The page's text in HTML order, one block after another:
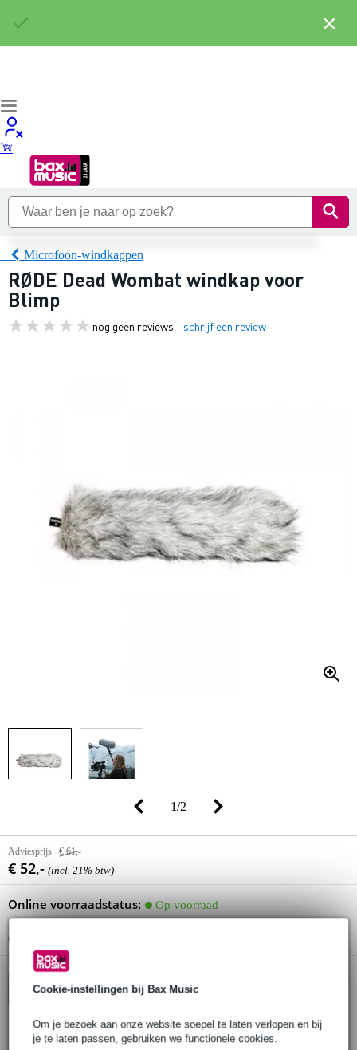
Cookie-instellingen bij Bax Music
Om je bezoek aan onze website soepel te laten verlopen en bij
je te laten passen, gebruiken we functionele cookies.
Microfoon-windkappen
RØDE Dead Wombat windkap voor
Blimp
nog geen reviews schrijf een review
1/2
Adviesprijs € 61,-
€ 52,- (incl. 21% btw)
Online voorraadstatus:
Op voorraad
Nog 1 stuk op voorraad in ons magazijn
(en nog 10 stuks op voorraad bij de leverancier)
In winkelwagen
×